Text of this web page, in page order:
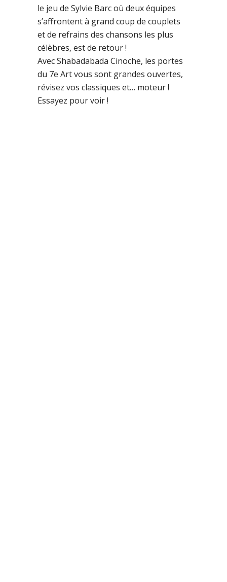
le jeu de Sylvie Barc où deux équipes
s’affrontent à grand coup de couplets
et de refrains des chansons les plus
célèbres, est de retour !
Avec Shabadabada Cinoche, les portes
du 7e Art vous sont grandes ouvertes,
révisez vos classiques et… moteur !
Essayez pour voir !